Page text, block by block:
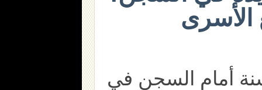
أمام السجن في